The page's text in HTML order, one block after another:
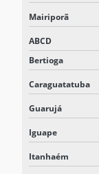
Mairiporã
ABCD
Bertioga
Caraguatatuba
Guarujá
Iguape
Itanhaém